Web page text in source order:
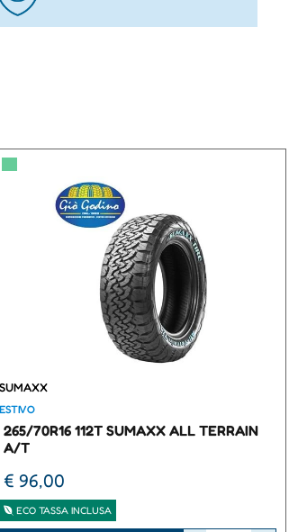
▀
SUMAXX
ESTIVO
265/70R16 112T SUMAXX ALL TERRAIN
A/T
€ 96,00
ECO TASSA INCLUSA